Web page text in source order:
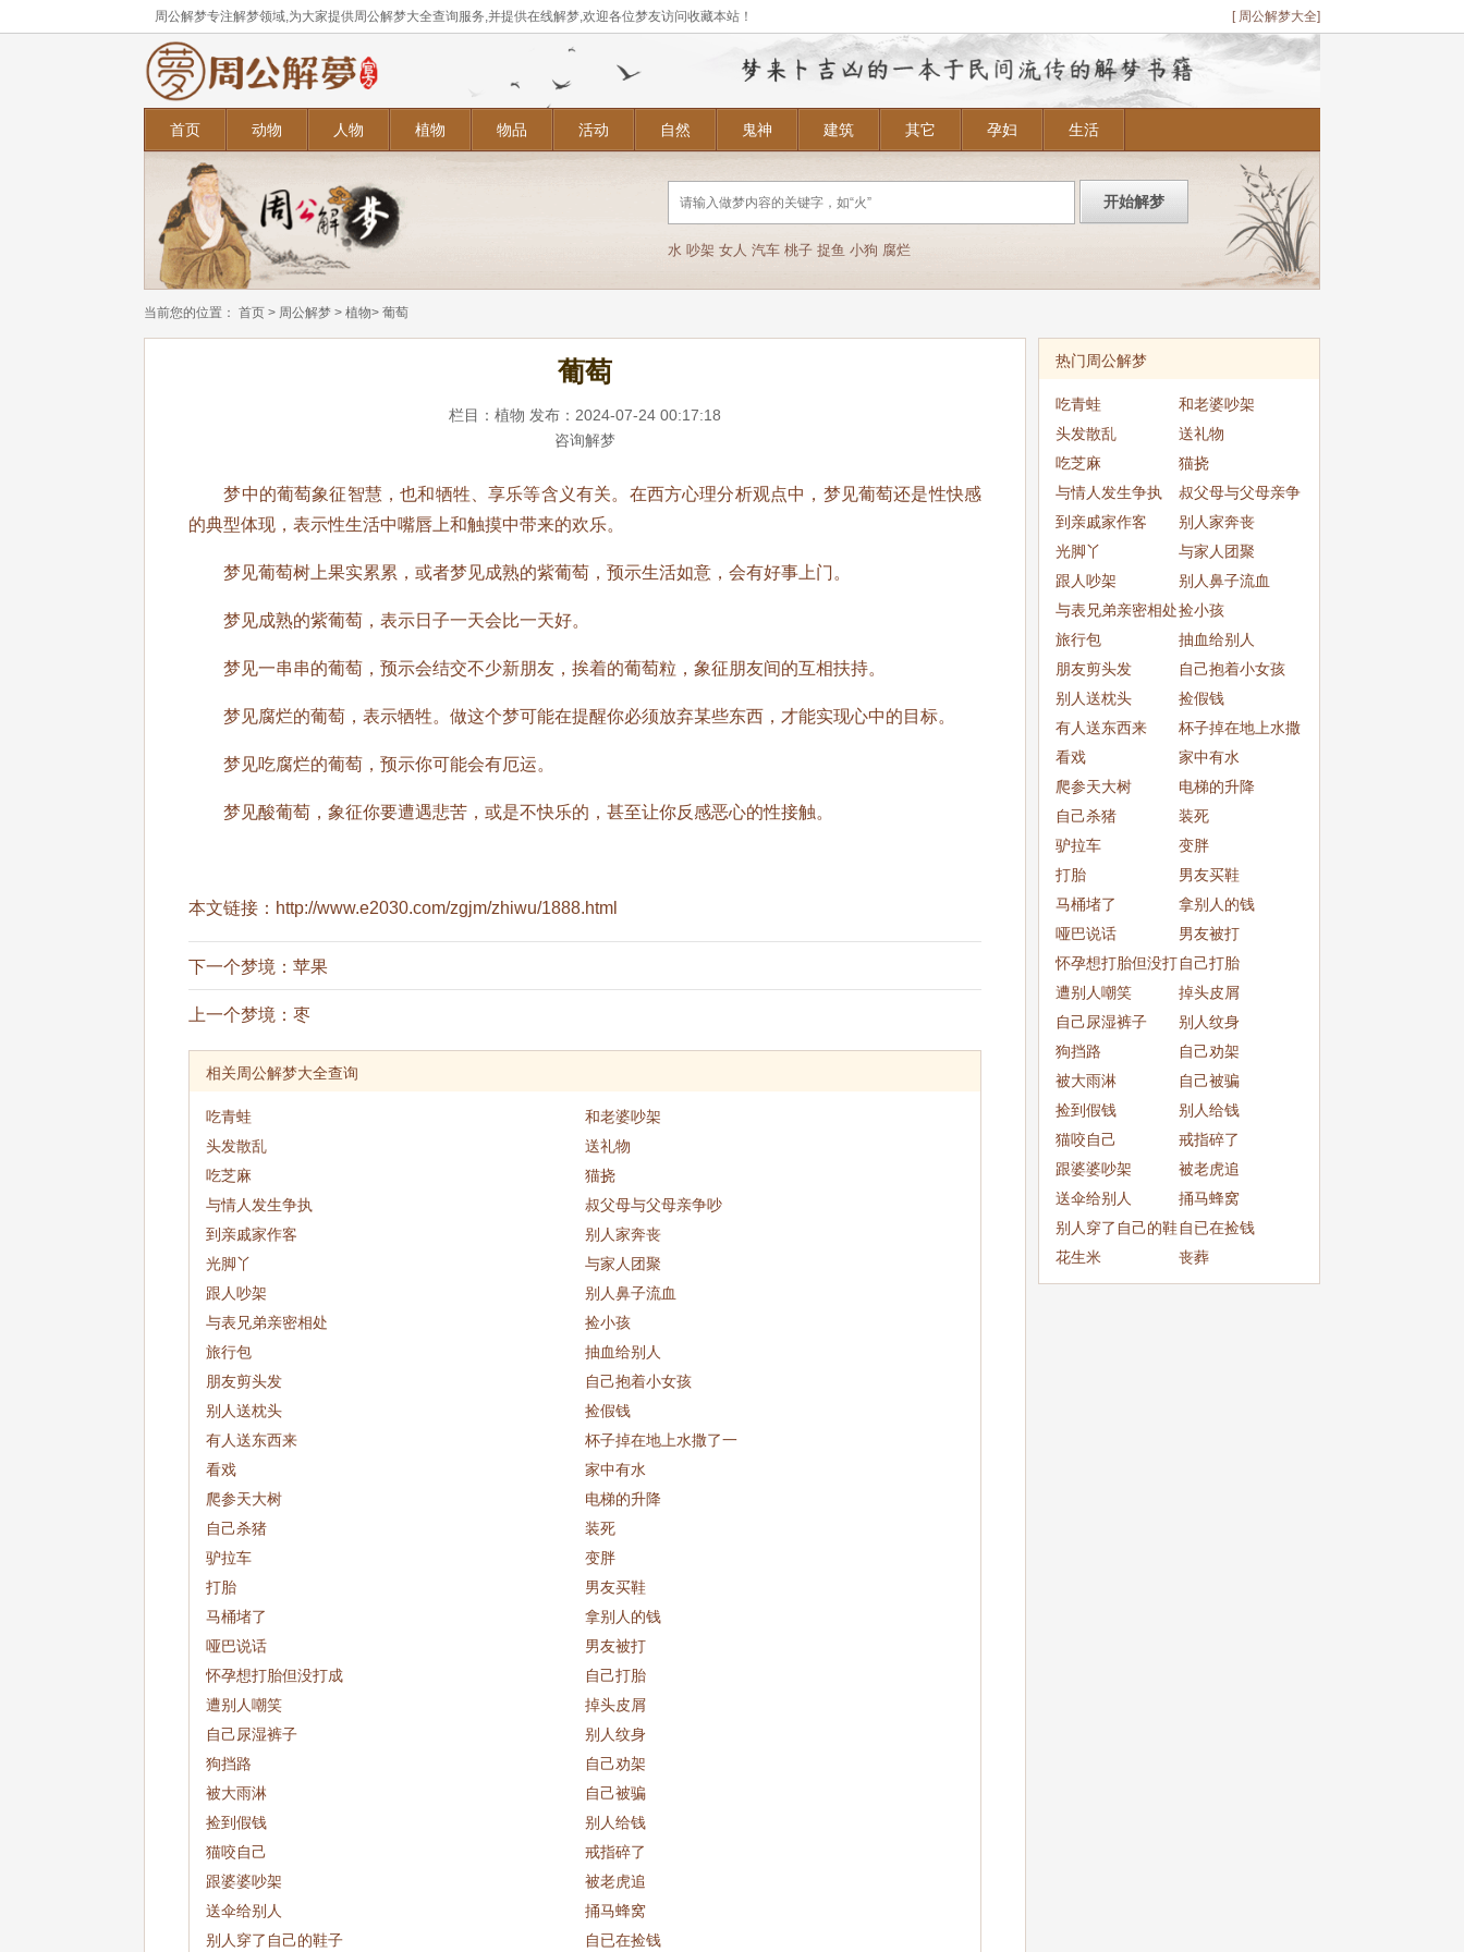
周公解梦专注解梦领域,为大家提供周公解梦大全查询服务,并提供在线解梦,欢迎各位梦友访问收藏本站！ [ 周公解梦大全]
首页 动物 人物 植物 物品 活动 自然 鬼神 建筑 其它 孕妇 生活
水 吵架 女人 汽车 桃子 捉鱼 小狗 腐烂
当前您的位置： 首页 > 周公解梦 > 植物> 葡萄
葡萄
栏目： 植物 发布：2024-07-24 00:17:18
咨询解梦
梦中的葡萄象征智慧，也和牺牲、享乐等含义有关。在西方心理分析观点中，梦见葡萄还是性快感
的典型体现，表示性生活中嘴唇上和触摸中带来的欢乐。
梦见葡萄树上果实累累，或者梦见成熟的紫葡萄，预示生活如意，会有好事上门。
梦见成熟的紫葡萄，表示日子一天会比一天好。
梦见一串串的葡萄，预示会结交不少新朋友，挨着的葡萄粒，象征朋友间的互相扶持。
梦见腐烂的葡萄，表示牺牲。做这个梦可能在提醒你必须放弃某些东西，才能实现心中的目标。
梦见吃腐烂的葡萄，预示你可能会有厄运。
梦见酸葡萄，象征你要遭遇悲苦，或是不快乐的，甚至让你反感恶心的性接触。
本文链接： http://www.e2030.com/zgjm/zhiwu/1888.html
下一个梦境： 苹果
上一个梦境： 枣
相关周公解梦大全查询
吃青蛙
和老婆吵架
头发散乱
送礼物
吃芝麻
猫挠
与情人发生争执
叔父母与父母亲争吵
到亲戚家作客
别人家奔丧
光脚丫
与家人团聚
跟人吵架
别人鼻子流血
与表兄弟亲密相处
捡小孩
旅行包
抽血给别人
朋友剪头发
自己抱着小女孩
别人送枕头
捡假钱
有人送东西来
杯子掉在地上水撒了一
看戏
家中有水
爬参天大树
电梯的升降
自己杀猪
装死
驴拉车
变胖
打胎
男友买鞋
马桶堵了
拿别人的钱
哑巴说话
男友被打
怀孕想打胎但没打成
自己打胎
遭别人嘲笑
掉头皮屑
自己尿湿裤子
别人纹身
狗挡路
自己劝架
被大雨淋
自己被骗
捡到假钱
别人给钱
猫咬自己
戒指碎了
跟婆婆吵架
被老虎追
送伞给别人
捅马蜂窝
别人穿了自己的鞋子
自已在捡钱
热门周公解梦
吃青蛙
和老婆吵架
头发散乱
送礼物
吃芝麻
猫挠
与情人发生争执
叔父母与父母亲争
吵
到亲戚家作客
别人家奔丧
光脚丫
与家人团聚
跟人吵架
别人鼻子流血
与表兄弟亲密相处捡小孩
旅行包
抽血给别人
朋友剪头发
自己抱着小女孩
别人送枕头
捡假钱
有人送东西来
杯子掉在地上水撒
了一
看戏
家中有水
爬参天大树
电梯的升降
自己杀猪
装死
驴拉车
变胖
打胎
男友买鞋
马桶堵了
拿别人的钱
哑巴说话
男友被打
怀孕想打胎但没打
成
自己打胎
遭别人嘲笑
掉头皮屑
自己尿湿裤子
别人纹身
狗挡路
自己劝架
被大雨淋
自己被骗
捡到假钱
别人给钱
猫咬自己
戒指碎了
跟婆婆吵架
被老虎追
送伞给别人
捅马蜂窝
别人穿了自己的鞋
子
自已在捡钱
花生米
丧葬